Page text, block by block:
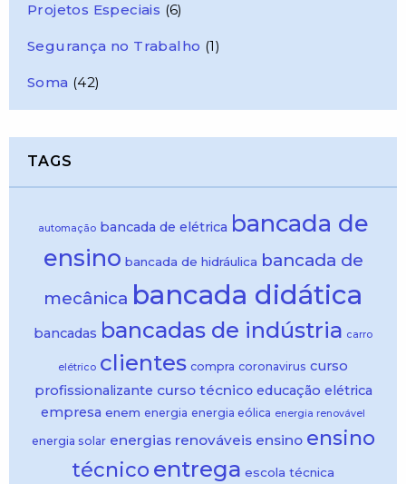
Projetos Especiais (6)
Segurança no Trabalho (1)
Soma (42)
TAGS
automação bancada de elétrica bancada de
ensino bancada de hidráulica bancada de
mecânica bancada didática
bancadas bancadas de indústria carro
elétrico clientes compra coronavirus curso
profissionalizante curso técnico educação elétrica
empresa enem energia energia eólica energia renovável
energia solar energias renováveis ensino ensino
técnico entrega escola técnica